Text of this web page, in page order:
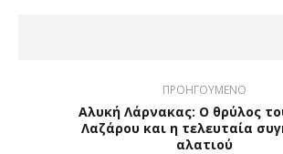
ΠΡΟΗΓΟΥΜΕΝΟ
Αλυκή Λάρνακας: Ο θρύλος
Λαζάρου και η τελευταία
αλατιού